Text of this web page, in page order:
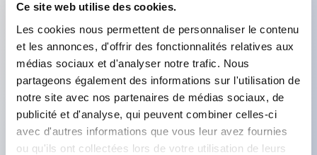
Ce site web utilise des cookies.
Les cookies nous permettent de personnaliser le contenu
et les annonces, d'offrir des fonctionnalités relatives aux
médias sociaux et d'analyser notre trafic. Nous
partageons également des informations sur l'utilisation de
notre site avec nos partenaires de médias sociaux, de
publicité et d'analyse, qui peuvent combiner celles-ci
avec d'autres informations que vous leur avez fournies
ou qu'ils ont collectées lors de votre utilisation de leurs
connexion
Bobines conçues pour un service continu
Haute résistance aux vibrations et aux chocs
Bouton de vérification manuel double optionnel
pour le test de circuit
Double bobine / aimant permanent